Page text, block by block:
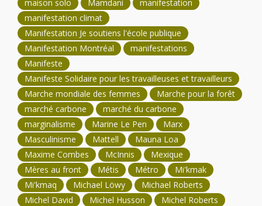
maison solo Mamdani
manifestation
manifestation climat
Manifestation Je soutiens l'école publique
Manifestation Montréal
manifestations
Manifeste
Manifeste Solidaire pour les travailleuses et travailleurs
Marche mondiale des femmes
Marche pour la forêt
marché carbone
marché du carbone
marginalisme
Marine Le Pen
Marx
Masculinisme
Mattell
Mauna Loa
Maxime Combes
McInnis
Mexique
Mères au front
Métis Métro
Mi'kmak
Mi'kmaq
Michael Löwy
Michael Roberts
Michel David
Michel Husson
Michel Roberts